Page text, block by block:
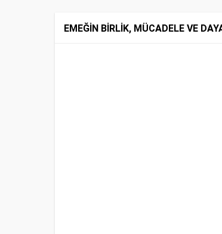
EMEĞİN BİRLİK, MÜCADELE VE